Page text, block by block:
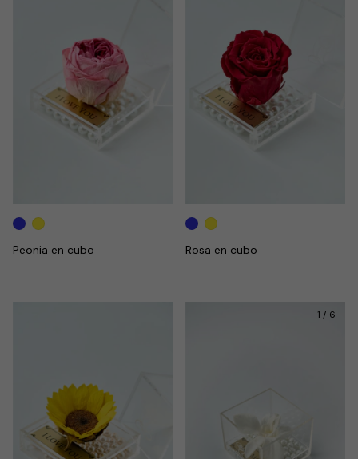
Peonia en cubo Rosa en cubo
1 / 6